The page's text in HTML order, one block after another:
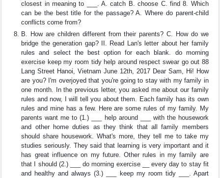
closest in meaning to ___. A. catch B. choose C. find 8. Which
can be the best title for the passage? A. Where do parent-child
conflicts come from?
B. How are children different from their parents? C. How do we
bridge the generation gap? II. Read Lan's letter about her family
rules and select the best option for each blank. do morning
exercise keep my room tidy help around respect swear go out 88
Lang Street Hanoi, Vietnam June 12th, 2017 Dear Sam, Hi! How
are you? I'm overjoyed that you're going to stay with my family in
one month. In the previous letter, you asked me about our family
rules and now, I will tell you about them. Each family has its own
rules and mine has a few. Here are some rules of my family. My
parents want me to (1.) ___ help around ___ with the housework
and other home duties as they think that all family members
should share housework. What's more, they tell me to take my
studies seriously. They said that learning is very important and it
has great influence on my future. Other rules in my family are
that I should (2.) ___ do morning exercise __ every day to stay fit
and healthy and always (3.) ___ keep my room tidy ___. Apart